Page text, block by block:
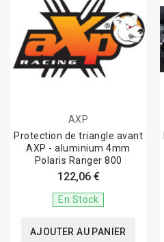
AXP
Protection de triangle avant
AXP - aluminium 4mm
Polaris Ranger 800
122,06 €
En Stock
AJOUTER AU PANIER